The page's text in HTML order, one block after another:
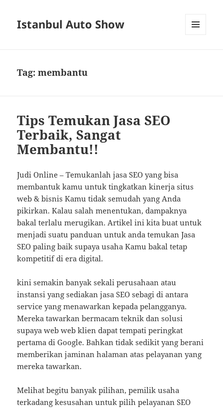
Istanbul Auto Show
Tag:membantu
Tips Temukan Jasa SEO
Terbaik, Sangat
Membantu!!
Judi Online – Temukanlah jasa SEO yang bisa
membantuk kamu untuk tingkatkan kinerja situs
web & bisnis Kamu tidak semudah yang Anda
pikirkan. Kalau salah menentukan, dampaknya
bakal terlalu merugikan. Artikel ini kita buat untuk
menjadi suatu panduan untuk anda temukan Jasa
SEO paling baik supaya usaha Kamu bakal tetap
kompetitif di era digital.
kini semakin banyak sekali perusahaan atau
instansi yang sediakan jasa SEO sebagi di antara
service yang menawarkan kepada pelangganya.
Mereka tawarkan bermacam teknik dan solusi
supaya web web klien dapat tempati peringkat
pertama di Google. Bahkan tidak sedikit yang berani
memberikan jaminan halaman atas pelayanan yang
mereka tawarkan.
Melihat begitu banyak pilihan, pemilik usaha
terkadang kesusahan untuk pilih pelayanan SEO